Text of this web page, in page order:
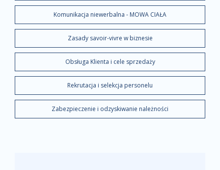
Komunikacja niewerbalna - MOWA CIAŁA
Zasady savoir-vivre w biznesie
Obsługa Klienta i cele sprzedaży
Rekrutacja i selekcja personelu
Zabezpieczenie i odzyskiwanie należności